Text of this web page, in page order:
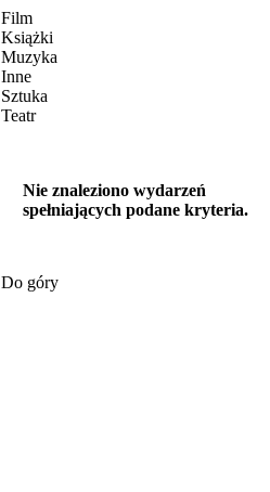
Film
Książki
Muzyka
Inne
Sztuka
Teatr
Nie znaleziono wydarzeń
spełniających podane kryteria.
Do góry